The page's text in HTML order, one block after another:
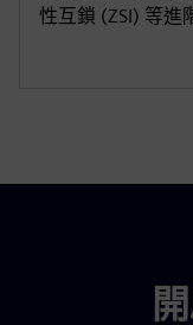
性互鎖 (ZSI) 等進